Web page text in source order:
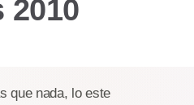
2010
que nada, lo este